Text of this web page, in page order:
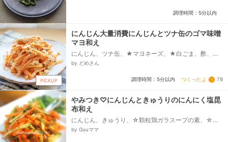
調理時間：5分以内
PICKUP
にんじん大量消費にんじんとツナ缶のゴマ味噌
マヨ和え
にんじん、ツナ缶、★マヨネーズ、★白ごま、酢、★
味噌（合わせみそ使用）
by どめさん
調理時間：5分以内 つくったよ 78
やみつき♡にんじんときゅうりのにんにく塩昆
布和え
にんじん、きゅうり、☆顆粒鶏ガラスープの素、☆に
んにくチューブ、☆塩昆布、☆砂糖、☆ごま油、☆白
by Guuママ